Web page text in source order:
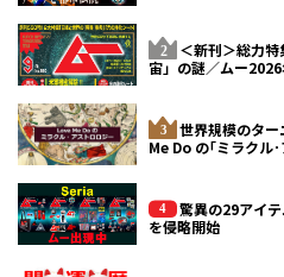
＜新刊＞総力
宙」の謎／ムー
世界規模のタ
Me Do の｢ミラクル
驚異の29アイ
を侵略開始